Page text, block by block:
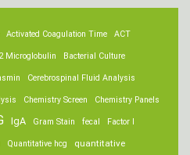
ACT
Activated Coagulation Time
Bacterial Culture
Microglobulin
Cerebrospinal Fluid Analysis
Chemistry Panels
Chemistry Screen
Factor I
fecal
Gram Stain
IgA
quantitative
Quantitative hcg